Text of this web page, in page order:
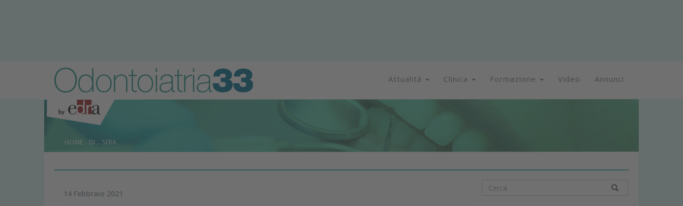
Attualità Clinica Formazione Video Annunci
HOME - DI... SERA
14 Febbraio 2021